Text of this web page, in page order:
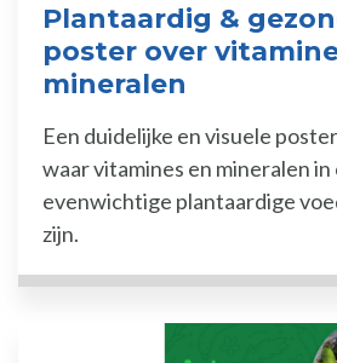
Plantaardig &
poster over
mineralen
Een duidelijke en visuele
waar vitamines en mineralen in
evenwichtige plantaardige
zijn.